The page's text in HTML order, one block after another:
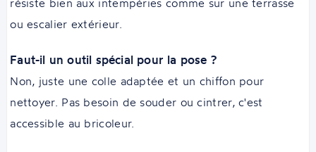
ou escalier extérieur.
Faut-il un outil spécial pour la pose ?
Non, juste une colle adaptée et un chiffon pour
nettoyer. Pas besoin de souder ou cintrer, c'est
accessible au bricoleur.